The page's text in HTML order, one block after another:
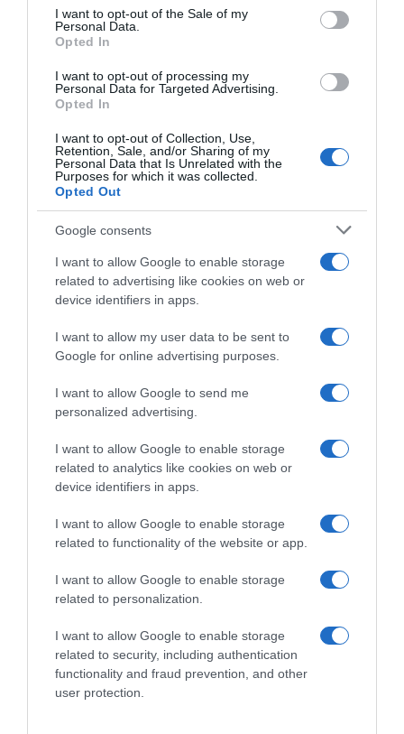
consent section.
I want to opt-out of the Sale of my
Personal Data.
Opted In
I want to opt-out of processing my
Personal Data for Targeted Advertising.
Opted In
I want to opt-out of Collection, Use,
Retention, Sale, and/or Sharing of my
Personal Data that Is Unrelated with the
Purposes for which it was collected.
Opted Out
Google consents
I want to allow Google to enable storage
related to advertising like cookies on web or
device identifiers in apps.
I want to allow my user data to be sent to
Google for online advertising purposes.
I want to allow Google to send me
personalized advertising.
I want to allow Google to enable storage
related to analytics like cookies on web or
device identifiers in apps.
I want to allow Google to enable storage
related to functionality of the website or app.
I want to allow Google to enable storage
related to personalization.
I want to allow Google to enable storage
related to security, including authentication
functionality and fraud prevention, and other
user protection.
ΑΘΛΗΤΙΚΑ
Κινγκς Κάνγκουα: Στην Αθήνα για τον
Παναθηναϊκό – Θα περάσει από
Θα βάλει την υπογραφή του σε τετραετές συμβόλαιο
περίπου 1 εκατ. ευρώ